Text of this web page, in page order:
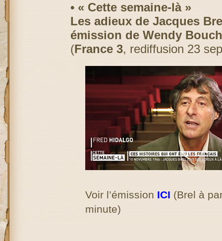
• « Cette semaine-là »
Les adieux de Jacques
émission de Wendy
(France 3, rediffusion 23
Voir l’émission ICI (Brel à
minute)